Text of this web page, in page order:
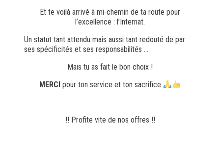
Et te voilà arrivé à mi-chemin de ta route pour
l’excellence : l’Internat.
Un statut tant attendu mais aussi tant redouté de par
ses spécificités et ses responsabilités …
Mais tu as fait le bon choix !
MERCIpour ton service et ton sacrifice
!! Profite vite de nos offres !!